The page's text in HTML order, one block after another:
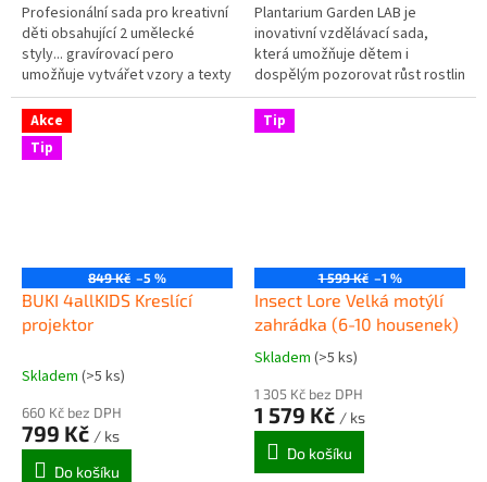
Profesionální sada pro kreativní
děti obsahující 2 umělecké
styly... gravírovací pero
umožňuje vytvářet vzory a texty
na kovovém povrchu a
vypalovací pero umožňuje
tvořit...
Plantarium Garden LAB je
inovativní vzdělávací sada,
která umožňuje dětem i
dospělým pozorovat růst rostlin
od semínka až po dospělou
rostlinu v průhledném barevném
gelu.
Akce
Tip
849 Kč –5 %
BUKI 4allKIDS Kreslící
projektor
Skladem (>5 ks)
660 Kč bez DPH
799 Kč / ks
Do košíku
Tip
1 599 Kč –1 %
Insect Lore Velká motýlí
zahrádka (6-10 housenek)
Průměrné
produktu
je
5,0
Skladem (>5 ks)
1 305 Kč bez DPH
1 579 Kč / ks
Do košíku